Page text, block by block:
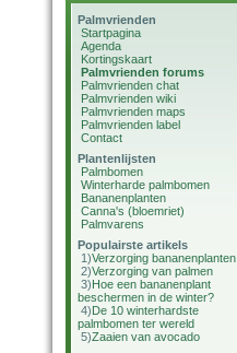
Palmvrienden
Startpagina
Agenda
Kortingskaart
Palmvrienden forums
Palmvrienden chat
Palmvrienden wiki
Palmvrienden maps
Palmvrienden label
Contact
Plantenlijsten
Palmbomen
Winterharde palmbomen
Bananenplanten
Canna's (bloemriet)
Palmvarens
Populairste artikels
1)Verzorging bananenplanten
2)Verzorging van palmen
3)Hoe een bananenplant
beschermen in de winter?
4)De 10 winterhardste
palmbomen ter wereld
5)Zaaien van avocado